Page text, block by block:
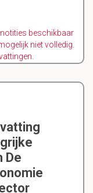
beschikbaar
niet volledig.
De